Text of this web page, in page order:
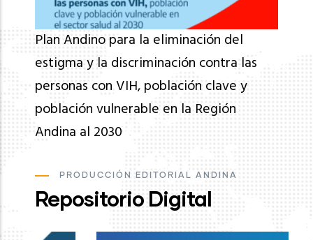
Plan Andino para la eliminación del
estigma y la discriminación contra las
personas con VIH, población clave y
población vulnerable en la Región
Andina al 2030
PRODUCCIÓN EDITORIAL ANDINA
Repositorio Digital